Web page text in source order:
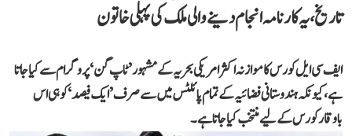
تاریخ، یہ کارنامہ انجام دینے والی ملک کی پہلی خاتون
ایف سی ایل کورس کا موازنہ اکثر امریکی بحریہ کے مشہور ’ٹاپ گن‘ پروگرام سے کیا جاتا
ہے، کیونکہ ہندوستانی فضائیہ کے تمام پائلٹس میں سے صرف ’ایک فیصد‘ کو ہی اس
باوقار کورس کے لیے منتخب کیا جاتا ہے۔